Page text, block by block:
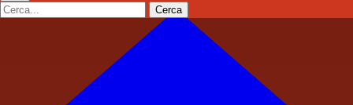
Cerca